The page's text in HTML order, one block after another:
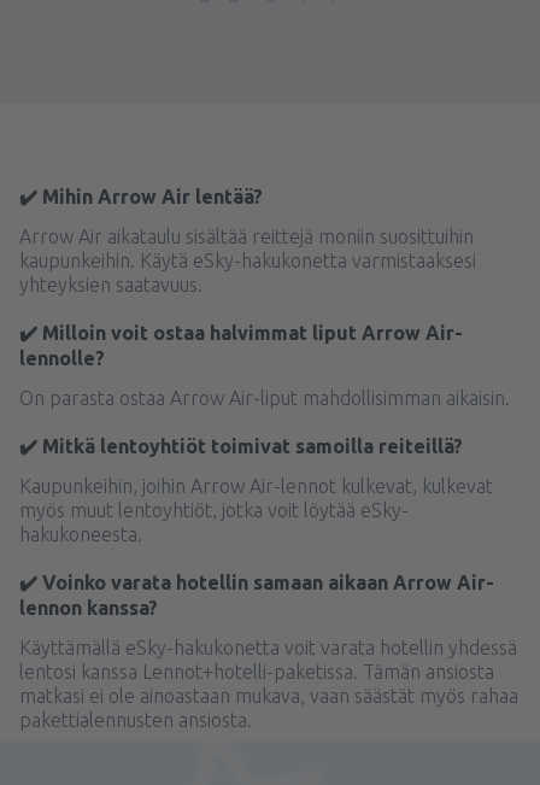
✔️ Mihin Arrow Air lentää?
Arrow Air aikataulu sisältää reittejä moniin suosittuihin
kaupunkeihin. Käytä eSky-hakukonetta varmistaaksesi
yhteyksien saatavuus.
✔️ Milloin voit ostaa halvimmat liput Arrow Air-
lennolle?
On parasta ostaa Arrow Air-liput mahdollisimman aikaisin.
✔️ Mitkä lentoyhtiöt toimivat samoilla reiteillä?
Kaupunkeihin, joihin Arrow Air-lennot kulkevat, kulkevat
myös muut lentoyhtiöt, jotka voit löytää eSky-
hakukoneesta.
✔️ Voinko varata hotellin samaan aikaan Arrow Air-
lennon kanssa?
Käyttämällä eSky-hakukonetta voit varata hotellin yhdessä
lentosi kanssa Lennot+hotelli-paketissa. Tämän ansiosta
matkasi ei ole ainoastaan mukava, vaan säästät myös rahaa
pakettialennusten ansiosta.